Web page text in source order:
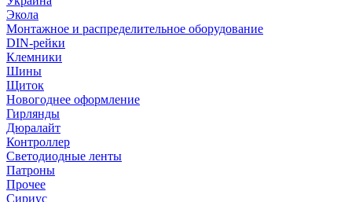
Экола
Монтажное и распределительное оборудование
DIN-рейки
Клемники
Шины
Щиток
Новогоднее оформление
Гирлянды
Дюралайт
Контроллер
Светодиодные ленты
Патроны
Прочее
Сириус